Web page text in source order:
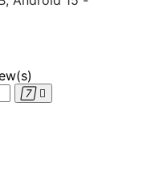
инструменти
 